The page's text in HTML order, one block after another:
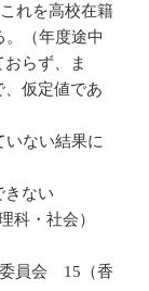
れを高校在籍
。（年度途中
らず、ま
、仮定値であ
いない結果に
きない
科・社会）
委員会 15（香